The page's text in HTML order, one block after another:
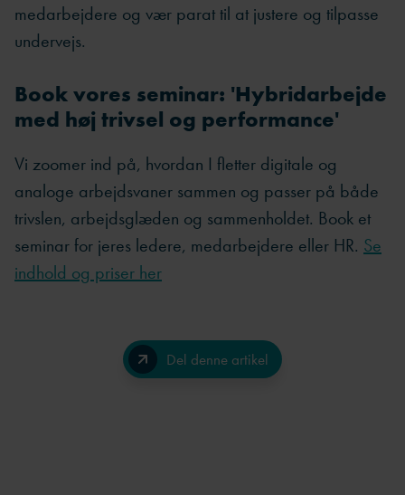
medarbejdere og vær parat til at justere og tilpasse
undervejs.
Book vores seminar: 'Hybridarbejde
med høj trivsel og performance'
Vi zoomer ind på, hvordan I fletter digitale og
analoge arbejdsvaner sammen og passer på både
trivslen, arbejdsglæden og sammenholdet. Book et
seminar for jeres ledere, medarbejdere eller HR. Se
indhold og priser her
Del denne artikel